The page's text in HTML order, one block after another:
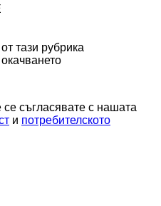
тази рубрика
съгласявате с нашата
и потребителското